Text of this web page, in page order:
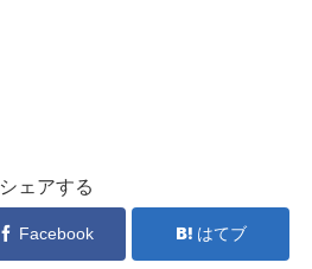
シェアする
Facebook はてブ